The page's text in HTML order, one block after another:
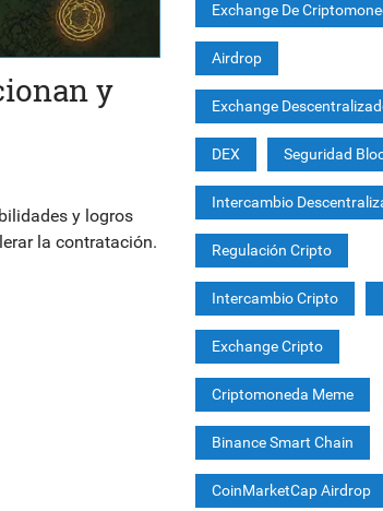
y
y logros
la contratación.
Exchange De
Airdrop
Exchange
DEX Seguridad
Intercambio
Regulación Cripto
Intercambio Cripto
Exchange Cripto
Criptomoneda Meme
Binance Smart Chain
CoinMarketCap Airdrop